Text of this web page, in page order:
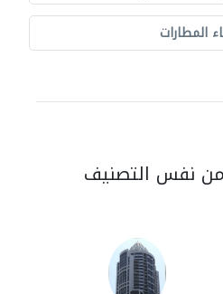
المطارات
من نفس التصنيف